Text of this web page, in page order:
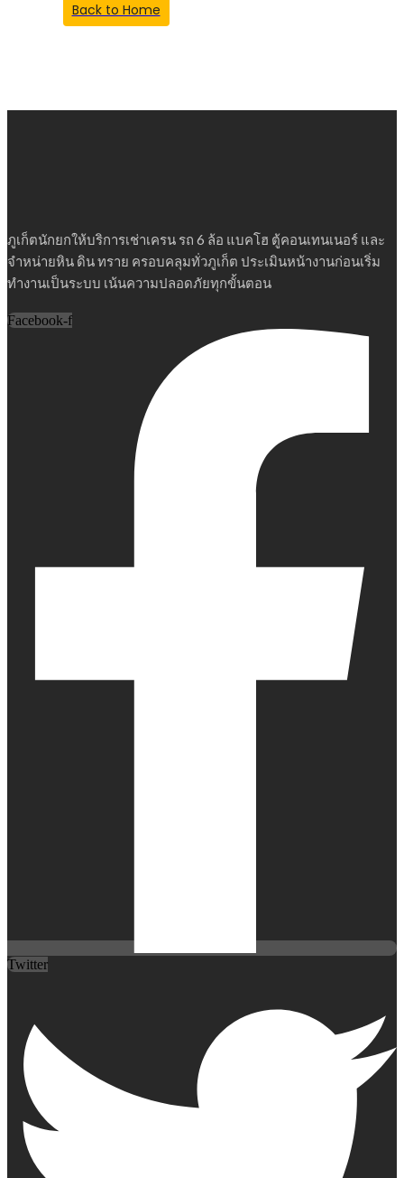
Back to Home
ภูเก็ตนักยกให้บริการเช่าเครน รถ 6 ล้อ แบคโฮ ตู้คอนเทนเนอร์ และ
จำหน่ายหิน ดิน ทราย ครอบคลุมทั่วภูเก็ต ประเมินหน้างานก่อนเริ่ม
ทำงานเป็นระบบ เน้นความปลอดภัยทุกขั้นตอน
Facebook-f
Twitter